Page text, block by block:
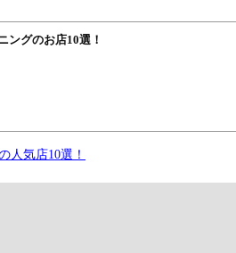
ングのお店10選！
人気店10選！